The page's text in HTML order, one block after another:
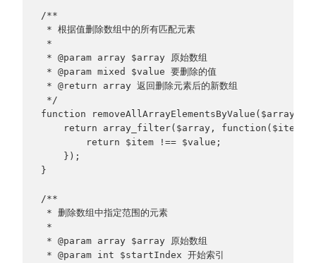
/**
* 根据值删除数组中的所有匹配元素
*
* @param array $array 原始数组
* @param mixed $value 要删除的值
* @return array 返回删除元素后的新数组
*/
function removeAllArrayElementsByValue($array,
return array_filter($array, function($item)
return $item !== $value;
});
}
/**
* 删除数组中指定范围的元素
*
* @param array $array 原始数组
* @param int $startIndex 开始索引